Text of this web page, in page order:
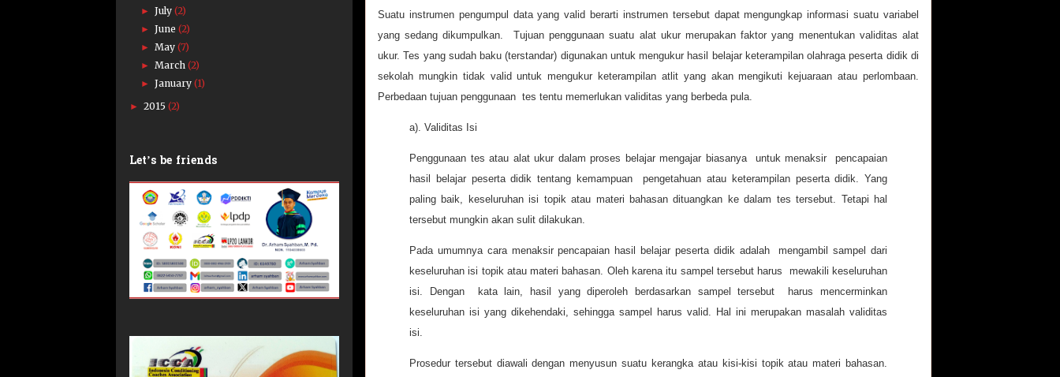
Suatu instrumen pengumpul data yang valid berarti instrumen tersebut dapat mengungkap informasi suatu variabel
yang sedang dikumpulkan. Tujuan penggunaan suatu alat ukur merupakan faktor yang menentukan validitas alat
ukur. Tes yang sudah baku (terstandar) digunakan untuk mengukur hasil belajar keterampilan olahraga peserta didik di
sekolah mungkin tidak valid untuk mengukur keterampilan atlit yang akan mengikuti kejuaraan atau perlombaan.
Perbedaan tujuan penggunaan tes tentu memerlukan validitas yang berbeda pula.
a). Validitas Isi
Penggunaan tes atau alat ukur dalam proses belajar mengajar biasanya untuk menaksir pencapaian
hasil belajar peserta didik tentang kemampuan pengetahuan atau keterampilan peserta didik. Yang
paling baik, keseluruhan isi topik atau materi bahasan dituangkan ke dalam tes tersebut. Tetapi hal
tersebut mungkin akan sulit dilakukan.
Pada umumnya cara menaksir pencapaian hasil belajar peserta didik adalah mengambil sampel dari
keseluruhan isi topik atau materi bahasan. Oleh karena itu sampel tersebut harus mewakili keseluruhan
isi. Dengan kata lain, hasil yang diperoleh berdasarkan sampel tersebut harus mencerminkan
keseluruhan isi yang dikehendaki, sehingga sampel harus valid. Hal ini merupakan masalah validitas
isi.
Prosedur tersebut diawali dengan menyusun suatu kerangka atau kisi-kisi topik atau materi bahasan.
►July(2)
►June(2)
►May(7)
►March(2)
►January(1)
► 2015 (2)
Let’s be friends